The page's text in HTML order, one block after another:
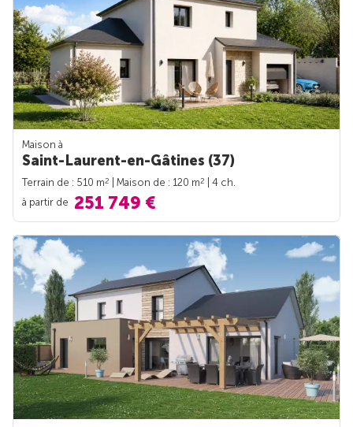
Maison à
Saint-Laurent-en-Gâtines (37)
Terrain de : 510 m2 | Maison de : 120 m2
| 4 ch.
à partir de 251 749 €